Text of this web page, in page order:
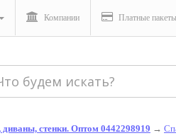
Компании Платные пакеты
стенки. Оптом 0442298919 →